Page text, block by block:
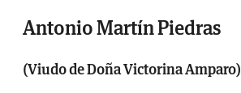
Antonio Martín Piedras
(Viudo de Doña Victorina Amparo)